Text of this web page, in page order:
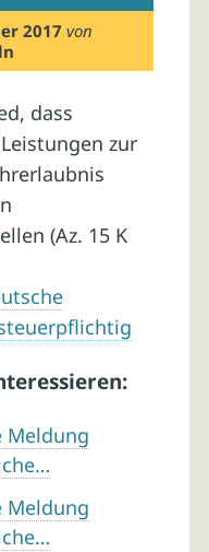
2017 von
dass
zur
(Az. 15 K
Meldung
Meldung